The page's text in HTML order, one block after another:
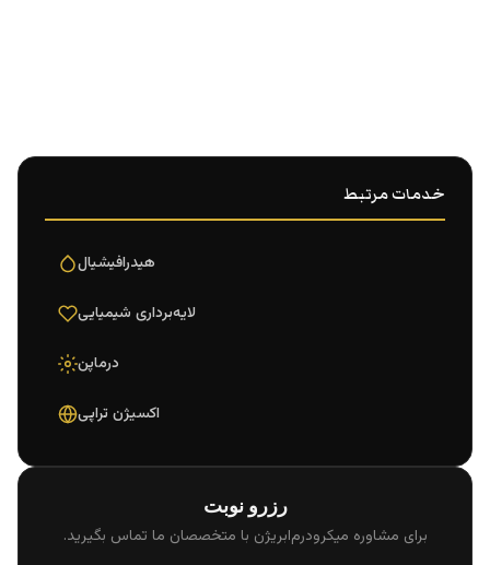
خدمات مرتبط
هیدرافیشیال
لایه‌برداری شیمیایی
درماپن
اکسیژن تراپی
رزرو نوبت
برای مشاوره میکرودرم‌ابریژن با متخصصان ما تماس بگیرید.